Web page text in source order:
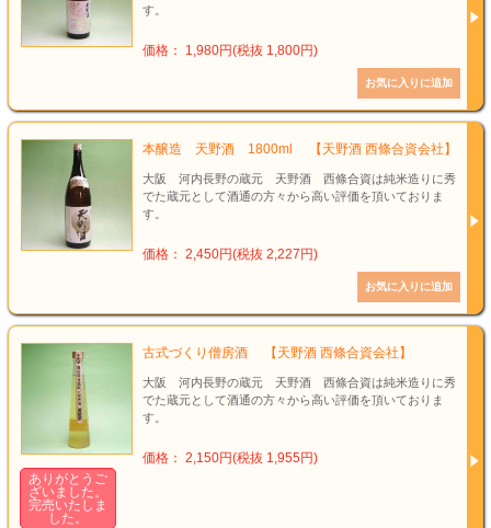
す。
価格： 1,980円(税抜 1,800円)
本醸造 天野酒 1800ml 【天野酒 西條合資会社】
大阪 河内長野の蔵元 天野酒 西條合資は純米造りに秀
でた蔵元として酒通の方々から高い評価を頂いておりま
す。
価格： 2,450円(税抜 2,227円)
古式づくり僧房酒 【天野酒 西條合資会社】
大阪 河内長野の蔵元 天野酒 西條合資は純米造りに秀
でた蔵元として酒通の方々から高い評価を頂いておりま
す。
価格： 2,150円(税抜 1,955円)
ありがとうご
ざいました。
完売いたしま
した。